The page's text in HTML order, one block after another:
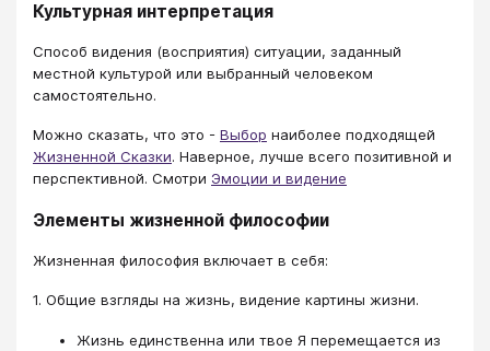
Культурная интерпретация
Способ видения (восприятия) ситуации, заданный
местной культурой или выбранный человеком
самостоятельно.
Можно сказать, что это - Выбор наиболее подходящей
Жизненной Сказки. Наверное, лучше всего позитивной и
перспективной. Смотри Эмоции и видение
Элементы жизненной философии
Жизненная философия включает в себя:
1. Общие взгляды на жизнь, видение картины жизни.
Жизнь единственна или твое Я перемещается из